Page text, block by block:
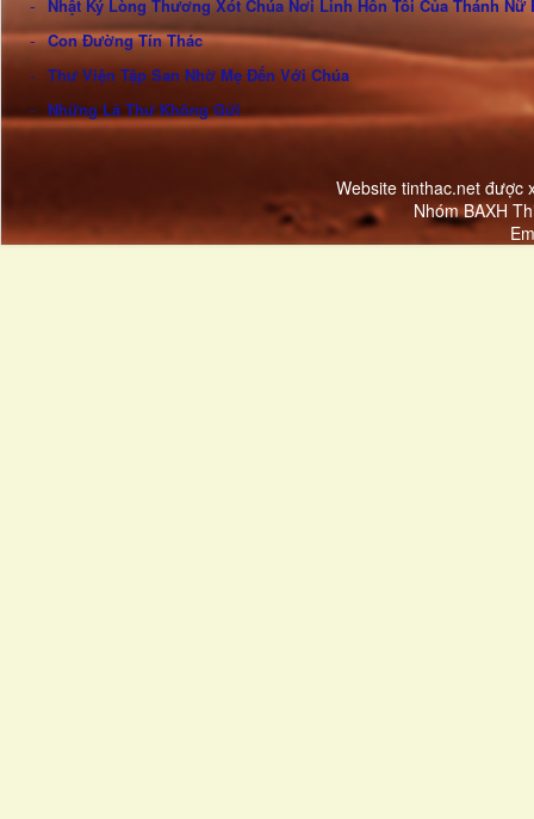
Nhật Ký Lòng Thương Xót Chúa Nơi Linh Hồn Tôi Của Thánh Nữ
Con Đường Tín Thác
Thư Viện Tập San Nhờ Mẹ Đến Với Chúa
Những Lá Thư Không Gửi
Website tinthac.net được
Nhóm BAXH